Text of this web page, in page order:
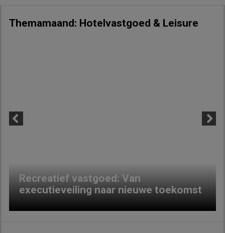
Themamaand: Hotelvastgoed & Leisure
Recreatief vastgoed: Van
executieveiling naar nieuwe toekomst